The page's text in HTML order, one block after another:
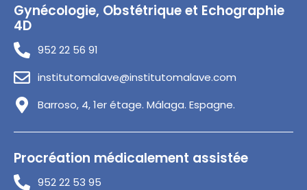
Gynécologie, Obstétrique et Echographie
4D
952 22 56 91
institutomalave@institutomalave.com
Barroso, 4, 1er étage. Málaga. Espagne.
Procréation médicalement assistée
952 22 53 95